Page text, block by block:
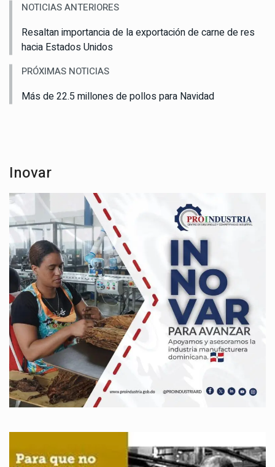
NOTICIAS ANTERIORES
Resaltan importancia de la exportación de carne de res
hacia Estados Unidos
PRÓXIMAS NOTICIAS
Más de 22.5 millones de pollos para Navidad
Inovar